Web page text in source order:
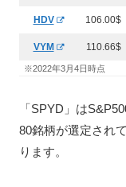
HDV 106.00$
VYM 110.66$
※2022年3月4日時点
「SPYD」は
80銘柄が選定され
ります。